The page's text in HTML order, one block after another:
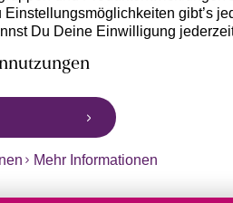
gibt’s
Du Deine Einwilligung
Endgerät abgerufene Daten
Aussteuerung unserer Werbung
deiner pseudonymisierten Daten,
Mehr Informationen